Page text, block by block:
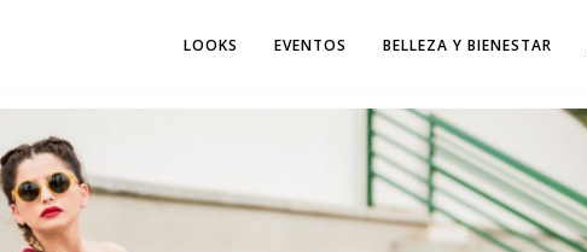
LOOKS EVENTOS BELLEZA Y BIENESTAR